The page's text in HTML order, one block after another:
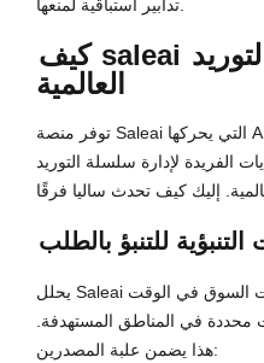
تدابير استباقية لمنعها.
كيف saleai
العالمية
توفر منصة Saleai التي يحركها AI-Saleai للمصدرين مجموعة من
الفريدة لإدارة سلسلة التوريد
التنبؤية للتنبؤ بالطلب
يحلل Saleai بيانات التجارة التاريخية واتجاهات السوق في الوقت
محددة في المناطق المستهدفة.
هذا يضمن علبة المصدرين: